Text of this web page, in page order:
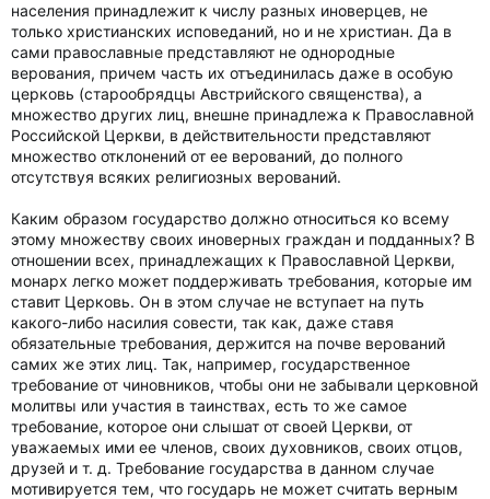
населения принадлежит к числу разных иноверцев, не
только христианских исповеданий, но и не христиан. Да в
сами православные представляют не однородные
верования, причем часть их отъединилась даже в особую
церковь (старообрядцы Австрийского священства), а
множество других лиц, внешне принадлежа к Православной
Российской Церкви, в действительности представляют
множество отклонений от ее верований, до полного
отсутствуя всяких религиозных верований.
Каким образом государство должно относиться ко всему
этому множеству своих иноверных граждан и подданных? В
отношении всех, принадлежащих к Православной Церкви,
монарх легко может поддерживать требования, которые им
ставит Церковь. Он в этом случае не вступает на путь
какого-либо насилия совести, так как, даже ставя
обязательные требования, держится на почве верований
самих же этих лиц. Так, например, государственное
требование от чиновников, чтобы они не забывали церковной
молитвы или участия в таинствах, есть то же самое
требование, которое они слышат от своей Церкви, от
уважаемых ими ее членов, своих духовников, своих отцов,
друзей и т. д. Требование государства в данном случае
мотивируется тем, что государь не может считать верным